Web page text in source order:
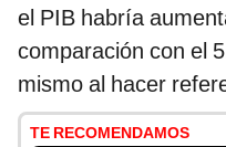
el PIB habría
comparación con el
mismo al hacer
TE RECOMENDAMOS